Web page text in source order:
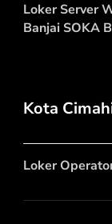
Loker Server
Banjai SOKA
Kota
Loker